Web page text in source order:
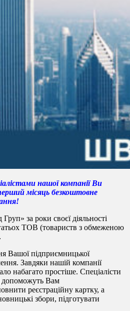
нашої компанії Ви
місяць безкоштовне
за роки своєї діяльності
ТОВ (товариств з обмеженою
Вашої підприємницької
Завдяки нашій компанії
набагато простіше. Спеціалісти
допоможуть Вам
реєстраційну картку, а
збори, підготувати